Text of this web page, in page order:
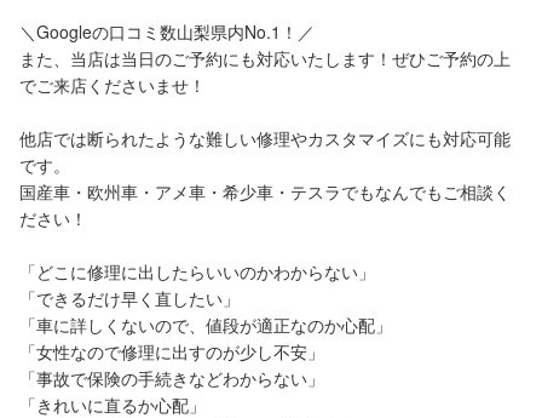
＼Googleの口コミ数山梨県内No.1！／
また、当店は当日のご予約にも対応いたします！ぜひご予約の上
でご来店くださいませ！
他店では断られたような難しい修理やカスタマイズにも対応可能
です。
国産車・欧州車・アメ車・希少車・テスラでもなんでもご相談く
ださい！
「どこに修理に出したらいいのかわからない」
「できるだけ早く直したい」
「車に詳しくないので、値段が適正なのか心配」
「女性なので修理に出すのが少し不安」
「事故で保険の手続きなどわからない」
「きれいに直るか心配」